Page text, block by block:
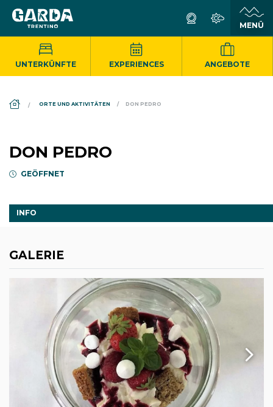
UNTERKÜNFTE EXPERIENCES ANGEBOTE
ORTE UND AKTIVITÄTEN DON PEDRO
DON PEDRO
GEÖFFNET
INFO
GALERIE